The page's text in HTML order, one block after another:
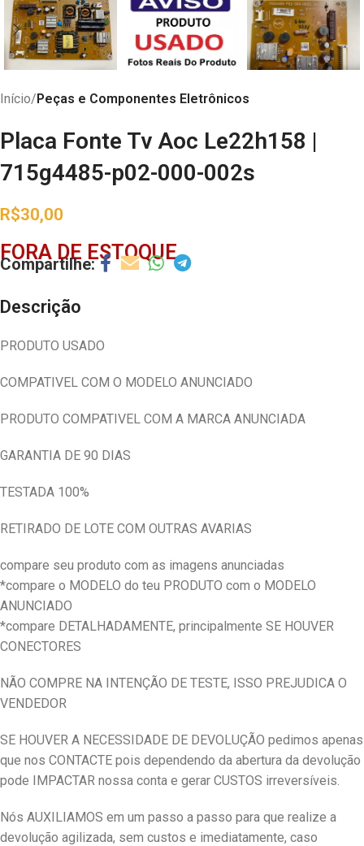
Início Peças e Componentes Eletrônicos
Placa Fonte Tv Aoc Le22h158 |
715g4485-p02-000-002s
R$30,00
FORA DE ESTOQUE
Descrição
PRODUTO USADO
COMPATIVEL COM O MODELO ANUNCIADO
PRODUTO COMPATIVEL COM A MARCA ANUNCIADA
GARANTIA DE 90 DIAS
TESTADA 100%
RETIRADO DE LOTE COM OUTRAS AVARIAS
compare seu produto com as imagens anunciadas
*compare o MODELO do teu PRODUTO com o MODELO
ANUNCIADO
*compare DETALHADAMENTE, principalmente SE HOUVER
CONECTORES
NÃO COMPRE NA INTENÇÃO DE TESTE, ISSO PREJUDICA O
VENDEDOR
SE HOUVER A NECESSIDADE DE DEVOLUÇÃO pedimos apenas
que nos CONTACTE pois dependendo da abertura da devolução
pode IMPACTAR nossa conta e gerar CUSTOS irreversíveis.
Nós AUXILIAMOS em um passo a passo para que realize a
devolução agilizada, sem custos e imediatamente, caso